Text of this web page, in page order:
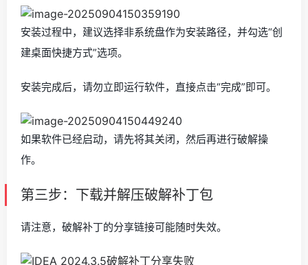
安装过程中，建议选择非系统盘作为安装路径，并勾选“创
建桌面快捷方式”选项。
安装完成后，请勿立即运行软件，直接点击“完成”即可。
如果软件已经启动，请先将其关闭，然后再进行破解操
作。
第三步：下载并解压破解补丁包
请注意，破解补丁的分享链接可能随时失效。